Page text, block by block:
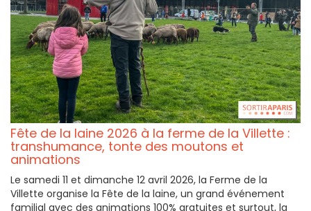
Fête de la laine 2026 à la ferme de la Villette :
transhumance, tonte des moutons et
animations
Le samedi 11 et dimanche 12 avril 2026, la Ferme de la
Villette organise la Fête de la laine, un grand événement
familial avec des animations 100% gratuites et surtout, la